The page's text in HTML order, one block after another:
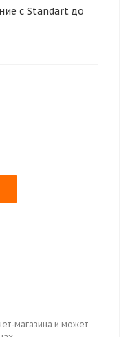
с Standart до
магазина и может